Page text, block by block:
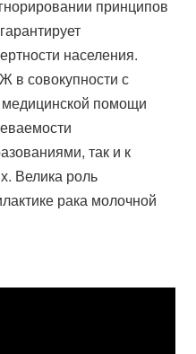
принципов
населения.
в совокупности с
помощи
так и к
Велика роль
рака молочной